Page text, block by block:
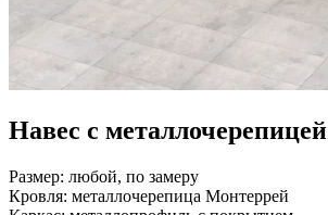
Навес с металлочерепицей
Размер: любой, по замеру
Кровля: металлочерепица Монтеррей